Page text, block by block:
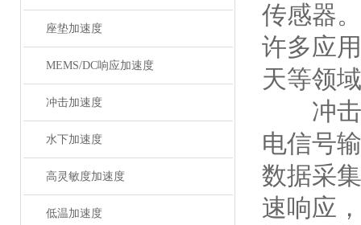
座垫加速度
MEMS/DC响应加速度
冲击加速度
水下加速度
高灵敏度加速度
低温加速度
传感器
许多应
天等领
冲
电信号
数据采
速响应